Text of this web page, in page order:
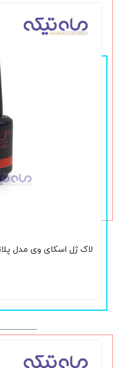
لاک ژل اسکای وی مدل پلاتینوم کد 01